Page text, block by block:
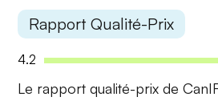
Rapport Qualité-Prix
4.2
Le rapport qualité-prix de